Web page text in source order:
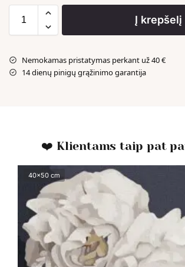
Į krepšelį
Nemokamas pristatymas perkant už 40 €
14 dienų pinigų grąžinimo garantija
❤️ Klientams taip pat
40x50 cm